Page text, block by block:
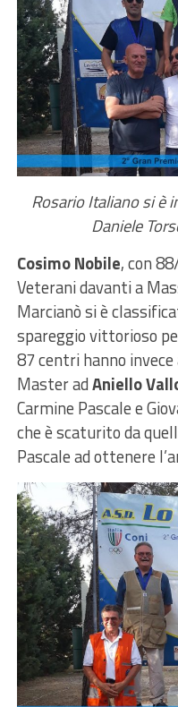
Rosario Italiano si è
Daniele
Cosimo Nobile, con
Veterani davanti a
Marcianò si è
spareggio vittorioso
87 centri hanno
Master adAniello
Carmine Pascale e
che è scaturito da
Pascale ad ottenere